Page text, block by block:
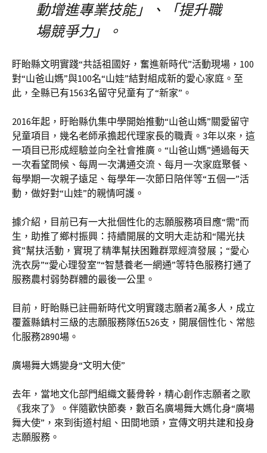
動增進專業技能」、「提升職
場競爭力」。
盱眙縣文明實踐“共話祖國好，奮進新時代”活動現場，100
對“山爸山媽”與100名“山娃”結對組成新的愛心家庭。至
此，全縣已有1563名留守兒童有了“新家”。
2016年起，盱眙縣仇集中學開始推動“山爸山媽”關愛留守
兒童項目，幾名老師承擔起代理家長的職責。3年以來，這
一項目已形成經驗並向全社會推廣。“山爸山媽”通過每天
一次看望問候、每周一次溝通交流、每月一次家庭聚餐、
每學期一次親子遠足、每學年一次節日陪伴等“五個一”活
動，做好對“山娃”的親情呵護。
據介紹，目前已有一大批個性化的志願服務項目應“需”而
生，助推了鄉村振興：持續開展的文明大走訪和“陽光扶
貧”幫扶活動，實現了精準幫扶困難群眾經濟發展；“愛心
洗衣房”“愛心理發室”“智慧養老一網通”等特色服務打通了
服務農村弱勢群體的最後一公里。
目前，盱眙縣已註冊新時代文明實踐志願者2萬多人，成立
覆蓋縣鎮村三級的志願服務隊伍526支，開展個性化、常態
化服務2890場。
廣場舞大媽變身“文明大使”
去年，當地文化部門組織文藝骨幹，精心創作志願者之歌
《我來了》。伴隨歡快節奏，數百名廣場舞大媽化身“廣場
舞大使”，來到街道村組、田間地頭，宣傳文明共建和投身
志願服務。